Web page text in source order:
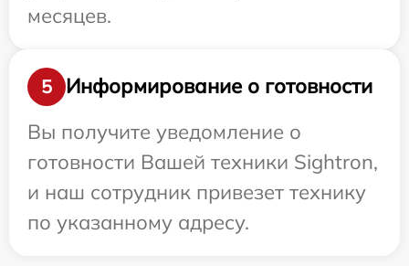
месяцев.
5
Информирование о готовности
Вы получите уведомление о
готовности Вашей техники Sightron,
и наш сотрудник привезет технику
по указанному адресу.